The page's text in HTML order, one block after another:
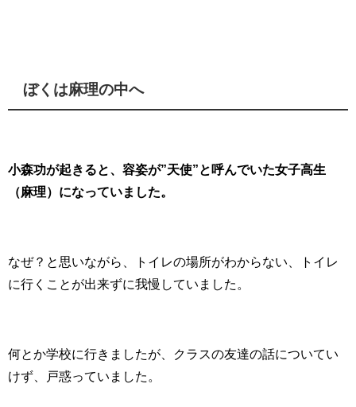
ぼくは麻理の中へ
小森功が起きると、容姿が”天使”と呼んでいた女子高生
（麻理）になっていました。
なぜ？と思いながら、トイレの場所がわからない、トイレ
に行くことが出来ずに我慢していました。
何とか学校に行きましたが、クラスの友達の話についてい
けず、戸惑っていました。